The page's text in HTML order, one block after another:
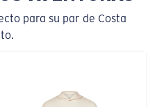
para su par de Costa